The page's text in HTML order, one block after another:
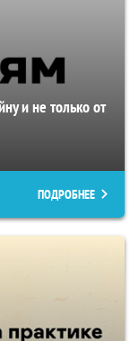
и не только от
ПОДРОБНЕЕ